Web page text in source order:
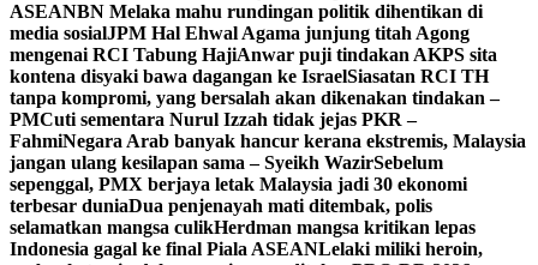
ASEANBN Melaka mahu rundingan politik dihentikan di
media sosialJPM Hal Ehwal Agama junjung titah Agong
mengenai RCI Tabung HajiAnwar puji tindakan AKPS sita
kontena disyaki bawa dagangan ke IsraelSiasatan RCI TH
tanpa kompromi, yang bersalah akan dikenakan tindakan –
PMCuti sementara Nurul Izzah tidak jejas PKR –
FahmiNegara Arab banyak hancur kerana ekstremis, Malaysia
jangan ulang kesilapan sama – Syeikh WazirSebelum
sepenggal, PMX berjaya letak Malaysia jadi 30 ekonomi
terbesar duniaDua penjenayah mati ditembak, polis
selamatkan mangsa culikHerdman mangsa kritikan lepas
Indonesia gagal ke final Piala ASEANLelaki miliki heroin,